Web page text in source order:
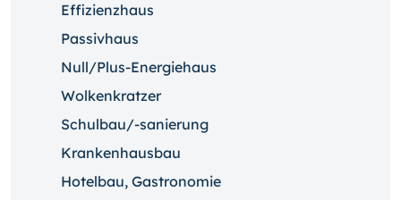
Effizienzhaus
Passivhaus
Null/Plus-Energiehaus
Wolkenkratzer
Schulbau/-sanierung
Krankenhausbau
Hotelbau, Gastronomie